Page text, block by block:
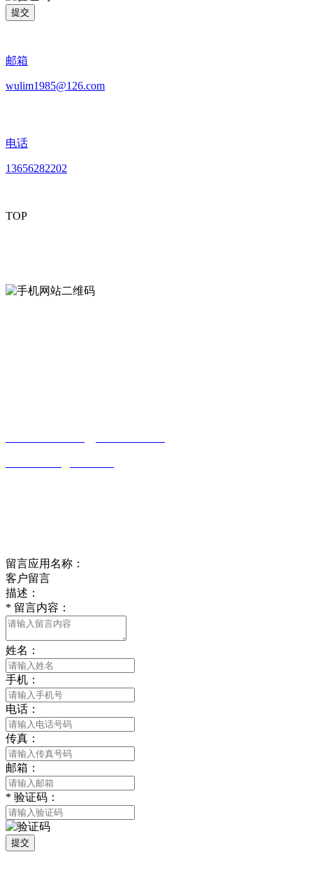
提交
邮箱
wulim1985@126.com
电话
13656282202
TOP
留言应用名称：
客户留言
描述：
* 留言内容：
姓名：
手机：
电话：
传真：
邮箱：
* 验证码：
提交